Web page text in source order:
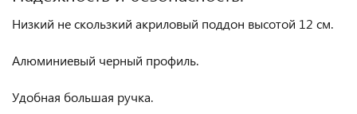
Низкий не скользкий акриловый поддон высотой 12 см.
Алюминиевый черный профиль.
Удобная большая ручка.